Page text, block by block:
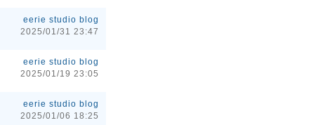
eerie studio blog
2025/01/31 23:47
eerie studio blog
2025/01/19 23:05
eerie studio blog
2025/01/06 18:25